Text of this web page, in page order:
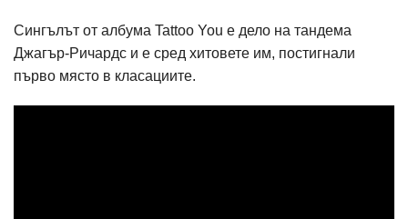
Сингълът от албума Tattoo You е дело на тандема
Джагър-Ричардс и е сред хитовете им, постигнали
първо място в класациите.